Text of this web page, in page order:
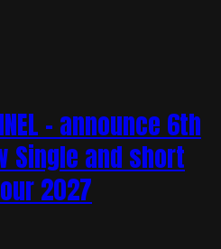
– announce 6th
Single and short
2027